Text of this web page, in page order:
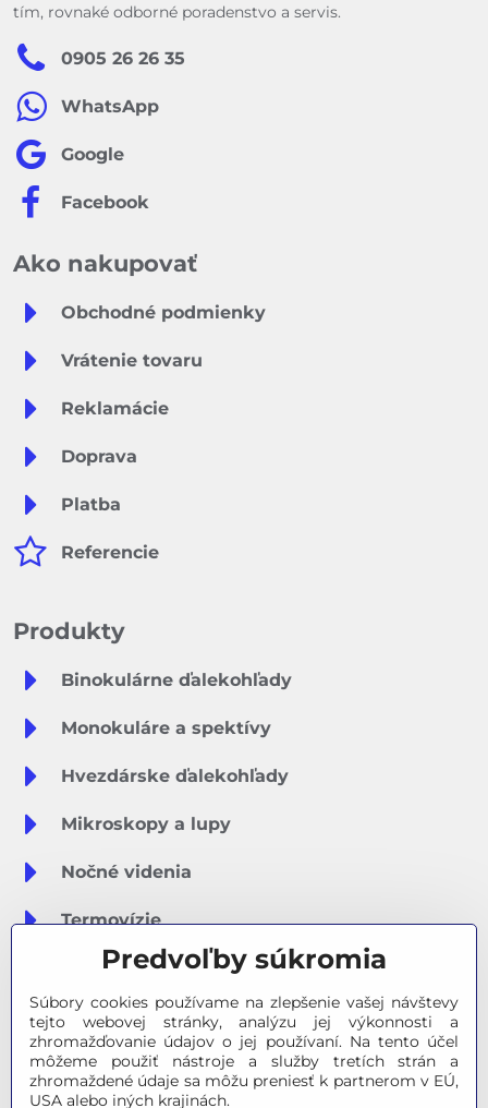
tím, rovnaké odborné poradenstvo a servis.
0905 26 26 35
WhatsApp
Google
Facebook
Ako nakupovať
Obchodné podmienky
Vrátenie tovaru
Reklamácie
Doprava
Platba
Referencie
Produkty
Binokulárne ďalekohľady
Monokuláre a spektívy
Hvezdárske ďalekohľady
Mikroskopy a lupy
Nočné videnia
Termovízie
Meteostanice
Značky
Výpredaj
Predvoľby súkromia
Súbory cookies používame na zlepšenie vašej návštevy
tejto webovej stránky, analýzu jej výkonnosti a
zhromažďovanie údajov o jej používaní. Na tento účel
môžeme použiť nástroje a služby tretích strán a
zhromaždené údaje sa môžu preniesť k partnerom v EÚ,
USA alebo iných krajinách.